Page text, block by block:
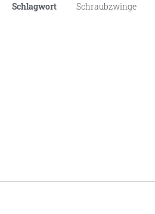
Schlagwort
Schraubzwinge